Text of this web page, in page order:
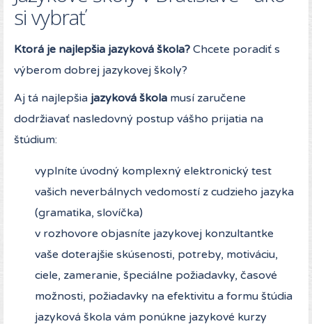
si vybrať
Ktorá je najlepšia jazyková škola? Chcete poradiť s
výberom dobrej jazykovej školy?
Aj tá najlepšia jazyková škola musí zaručene
dodržiavať nasledovný postup vášho prijatia na
štúdium:
vyplníte úvodný komplexný elektronický test
vašich neverbálnych vedomostí z cudzieho jazyka
(gramatika, slovíčka)
v rozhovore objasníte jazykovej konzultantke
vaše doterajšie skúsenosti, potreby, motiváciu,
ciele, zameranie, špeciálne požiadavky, časové
možnosti, požiadavky na efektivitu a formu štúdia
jazyková škola vám ponúkne jazykové kurzy